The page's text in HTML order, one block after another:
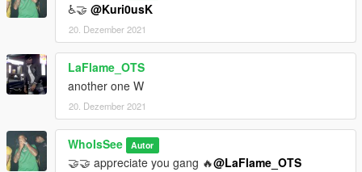
♿️🤝 @Kuri0usK
20. Dezember 2021
LaFlame_OTS
another one W
20. Dezember 2021
WhoIsSee Autor
🤝🤝 appreciate you gang 🔥@LaFlame_OTS